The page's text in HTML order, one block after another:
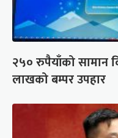
२५० रुपैयाँको सामान
लाखको बम्पर उपहार